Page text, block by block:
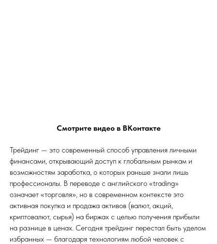
Смотрите видео в ВКонтакте
Трейдинг — это современный способ управления личными
финансами, открывающий доступ к глобальным рынкам и
возможностям заработка, о которых раньше знали лишь
профессионалы. В переводе с английского «trading»
означает «торговля», но в современном контексте это
активная покупка и продажа активов (валют, акций,
криптовалют, сырья) на биржах с целью получения прибыли
на разнице в ценах. Сегодня трейдинг перестал быть уделом
избранных — благодаря технологиям любой человек с